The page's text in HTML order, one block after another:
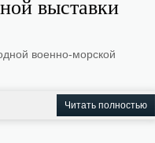
выставки
военно-морской
Читать полностью